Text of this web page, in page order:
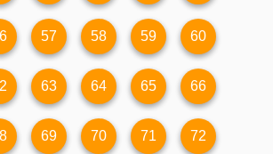
57 58 59 60
63 64 65 66
69 70 71 72